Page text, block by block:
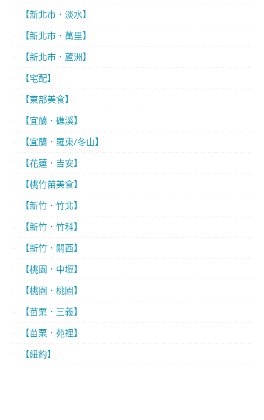
【新北市．淡水】
【新北市．萬里】
【新北市．蘆洲】
【宅配】
【東部美食】
【宜蘭．礁溪】
【宜蘭．羅東/冬山】
【花蓮．吉安】
【桃竹苗美食】
【新竹．竹北】
【新竹．竹科】
【新竹．關西】
【桃園．中壢】
【桃園．桃園】
【苗栗．三義】
【苗栗．苑裡】
【紐約】